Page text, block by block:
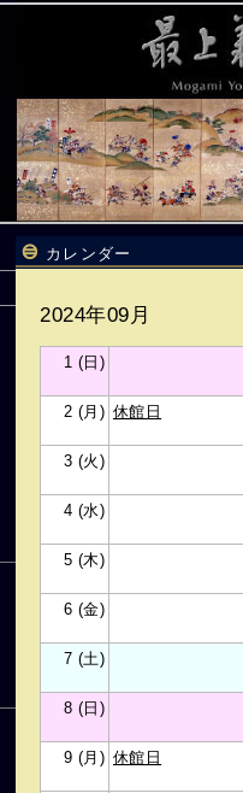
カレンダー
2024年09月
1 (日)
2 (月) 休館日
3 (火)
4 (水)
5 (木)
6 (金)
7 (土)
8 (日)
9 (月) 休館日